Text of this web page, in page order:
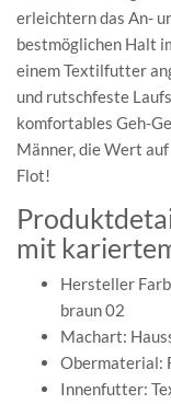
erleichtern das An-
bestmöglichen Halt
einem Textilfutter
und rutschfeste
komfortables Geh-
Männer, die Wert
Flot!
mit
Hersteller
braun 02
Machart:
Obermaterial:
Innenfutter: